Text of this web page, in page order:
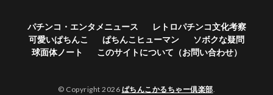
パチンコ・エンタメニュース
レトロパチンコ文化考察
可愛いぱちんこ
ぱちんこヒューマン
ソボクな疑問
球面体ノート
このサイトについて（お問い合わせ）
© Copyright 2026 ぱちんこかるちゃー倶楽部